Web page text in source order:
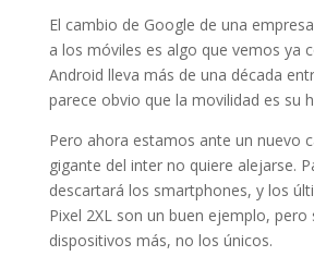
El cambio de Google de una
a los móviles es algo que vemos ya
Android lleva más de una década
parece obvio que la movilidad es su
Pero ahora estamos ante un nuevo
gigante del inter no quiere alejarse.
descartará los smartphones, y los
Pixel 2XL son un buen ejemplo, pero
dispositivos más, no los únicos.